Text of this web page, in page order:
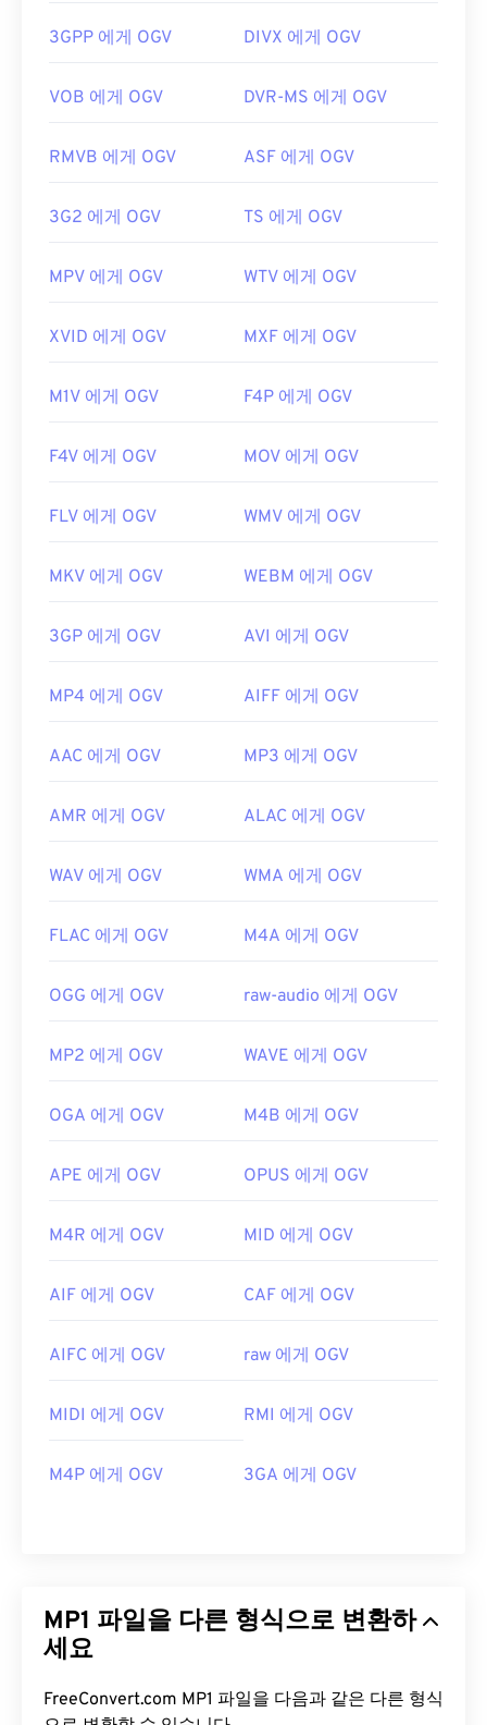
https://mpeg.chiariglione.org/standards/mpeg-
개발자:
Xiph.Org Foundation
유용한 링크:
https://www.xiph.org/
3GPP 에게 OGV DIVX 에게 OGV
VOB 에게 OGV DVR-MS 에게 OGV
RMVB 에게 OGV ASF 에게 OGV
3G2 에게 OGV TS 에게 OGV
MPV 에게 OGV WTV 에게 OGV
XVID 에게 OGV MXF 에게 OGV
M1V 에게 OGV F4P 에게 OGV
F4V 에게 OGV MOV 에게 OGV
FLV 에게 OGV WMV 에게 OGV
MKV 에게 OGV WEBM 에게 OGV
3GP 에게 OGV AVI 에게 OGV
MP4 에게 OGV AIFF 에게 OGV
AAC 에게 OGV MP3 에게 OGV
AMR 에게 OGV ALAC 에게 OGV
WAV 에게 OGV WMA 에게 OGV
FLAC 에게 OGV M4A 에게 OGV
OGG 에게 OGV raw-audio 에게 OGV
MP2 에게 OGV WAVE 에게 OGV
OGA 에게 OGV M4B 에게 OGV
APE 에게 OGV OPUS 에게 OGV
M4R 에게 OGV MID 에게 OGV
AIF 에게 OGV CAF 에게 OGV
AIFC 에게 OGV raw 에게 OGV
MIDI 에게 OGV RMI 에게 OGV
M4P 에게 OGV 3GA 에게 OGV
MP1 파일을 다른 형식으로 변환하
세요
FreeConvert.com MP1 파일을 다음과 같은 다른 형식